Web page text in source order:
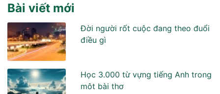
Bài viết mới
Đời người rốt cuộc đang theo đuổi
điều gì
Học 3.000 từ vựng tiếng Anh trong
môt bài thơ